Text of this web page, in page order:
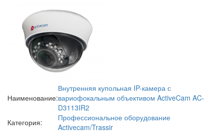
Наименование:
Внутренняя купольная IP-камера с
вариофокальным объективом ActiveCam AC-
D3113IR2
Категория:
Профессиональное оборудование
Activecam/Trassir